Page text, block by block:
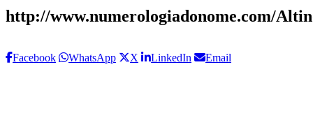
http://www.numerologiadonome.com/
Facebook WhatsApp X LinkedIn Email